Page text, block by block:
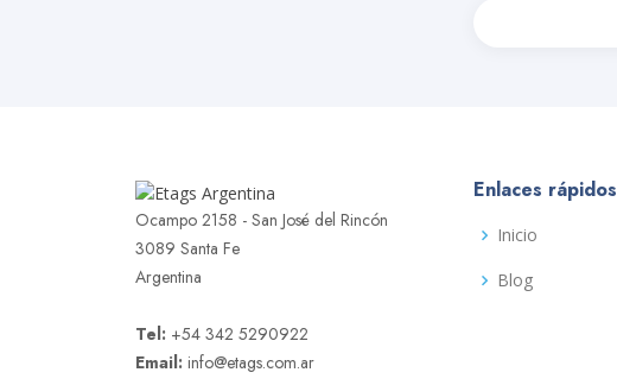
Ocampo 2158 - San José del Rincón
3089 Santa Fe
Argentina
Tel: +54 342 5290922
Email: info@etags.com.ar
Enlaces rápidos
Inicio
Blog